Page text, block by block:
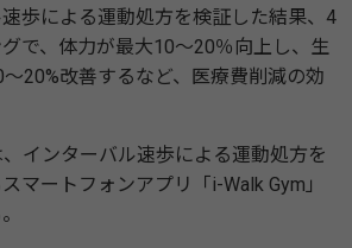
歩による運動処方を検証した結果、4
で、体力が最大10～20％向上し、生
20%改善するなど、医療費削減の効
インターバル速歩による運動処方を
マートフォンアプリ「i-Walk Gym」